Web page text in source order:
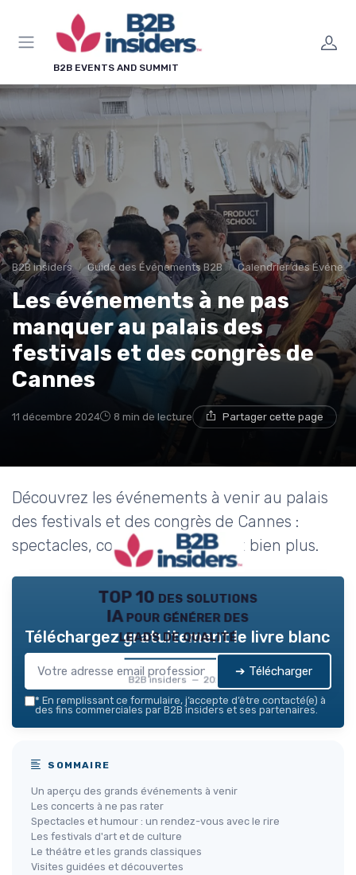
B2B EVENTS AND SUMMIT
B2B insiders Guide des Événements B2B Calendrier des
Les événements à ne pas
manquer au palais des
festivals et des congrès de
Cannes
11 décembre 2024 8 min de lecture Partager cette page
Découvrez les événements à venir au palais
des festivals et des congrès de Cannes :
spectacles, concerts, festivals et bien plus.
TOP 10 des solutions
IA pour générer des
leads de qualité
B2B insiders — 2026
Téléchargez gratuitement le livre blanc
➔ Télécharger
* En remplissant ce formulaire, j’accepte d’être contacté(e) à
des fins commerciales par B2B insiders et ses partenaires.
SOMMAIRE
Un aperçu des grands événements à venir
Les concerts à ne pas rater
Spectacles et humour : un rendez-vous avec le rire
Les festivals d'art et de culture
Le théâtre et les grands classiques
Visites guidées et découvertes
Panneau de gestion des cookies